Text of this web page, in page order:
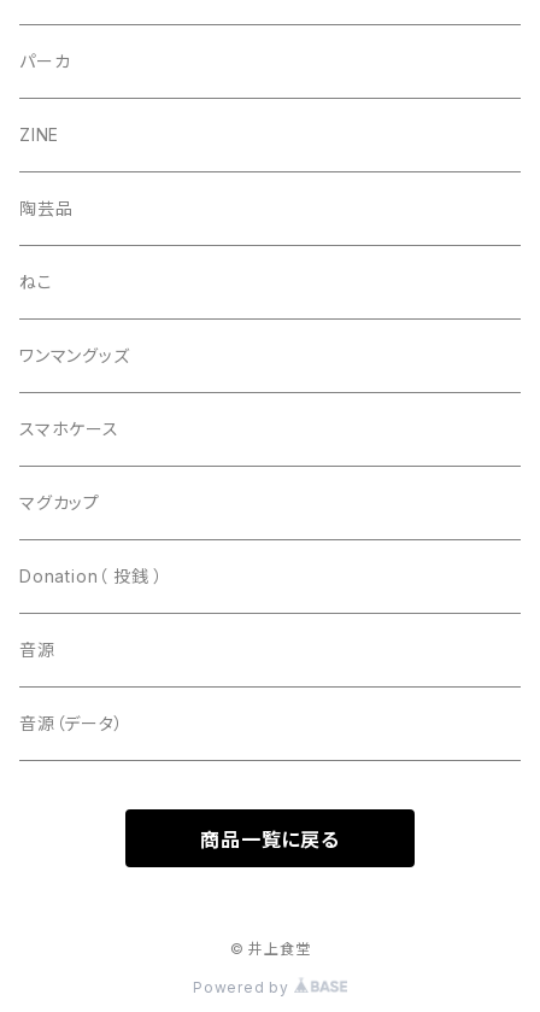
パーカ
ZINE
陶芸品
ねこ
ワンマングッズ
スマホケース
マグカップ
Donation（ 投銭 ）
音源
音源（データ）
商品一覧に戻る
© 井上食堂
Powered by